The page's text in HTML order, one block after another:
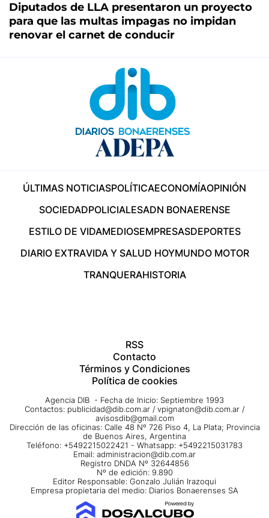
Diputados de LLA presentaron un proyecto
para que las multas impagas no impidan
renovar el carnet de conducir
ÚLTIMAS NOTICIASPOLÍTICAECONOMÍAOPINIÓN
SOCIEDADPOLICIALESADN BONAERENSE
ESTILO DE VIDAMEDIOSEMPRESASDEPORTES
DIARIO EXTRAVIDA Y SALUD HOYMUNDO MOTOR
TRANQUERAHISTORIA
RSS
Contacto
Términos y Condiciones
Política de cookies
Agencia DIB - Fecha de Inicio: Septiembre 1993
Contactos: publicidad@dib.com.ar / vpignaton@dib.com.ar /
avisosdib@gmail.com
Dirección de las oficinas: Calle 48 Nº 726 Piso 4, La Plata; Provincia
de Buenos Aires, Argentina
Teléfono: +5492215022421 - Whatsapp: +5492215031783
Email: administracion@dib.com.ar
Registro DNDA Nº 32644856
Nº de edición: 9.890
Editor Responsable: Gonzalo Julián Irazoqui
Empresa propietaria del medio: Diarios Bonaerenses SA